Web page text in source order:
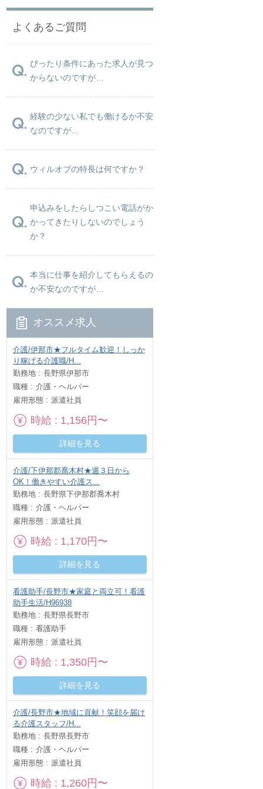
よくあるご質問
ぴったり条件にあった求人が見つ
からないのですが…
経験の少ない私でも働けるか不安
なのですが…
ウィルオブの特長は何ですか？
申込みをしたらしつこい電話がか
かってきたりしないのでしょう
か？
本当に仕事を紹介してもらえるの
か不安なのですが…
オススメ求人
介護/伊那市★フルタイム歓迎！しっか
り稼げる介護職/H...
勤務地
長野県伊那市
職種
介護・ヘルパー
雇用形態
派遣社員
時給 1,156円〜
詳細を見る
介護/下伊那郡喬木村★週３日から
OK！働きやすい介護ス...
勤務地
長野県下伊那郡喬木村
職種
介護・ヘルパー
雇用形態
派遣社員
時給 1,170円〜
詳細を見る
看護助手/長野市★家庭と両立可！看護
助手生活/H96938
勤務地
長野県長野市
職種
看護助手
雇用形態
派遣社員
時給 1,350円〜
詳細を見る
介護/長野市★地域に貢献！笑顔を届け
る介護スタッフ/H...
勤務地
長野県長野市
職種
介護・ヘルパー
雇用形態
派遣社員
時給 1,260円〜